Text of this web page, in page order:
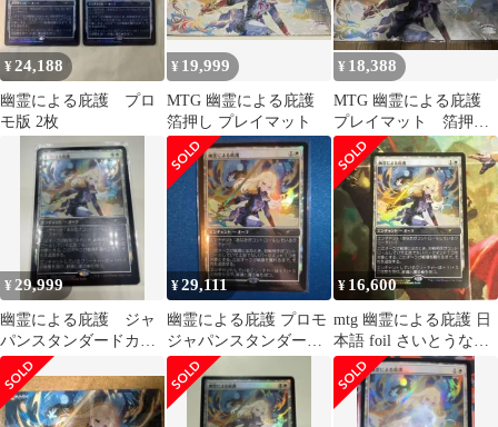
¥24,188
幽霊による庇護 プロ
モ版 2枚
¥ 19,999
MTG 幽霊による庇護
箔押し プレイマット
¥ 18,388
MTG 幽霊による庇護
プレイマット 箔押し
版 さいとうなおき
¥29,999
幽霊による庇護 ジャ
パンスタンダードカッ
ププロモ サリア さ
いとうなおき④
¥29,111
幽霊による庇護 プロモ
ジャパンスタンダード
カップ
¥ 16,600
mtg 幽霊による庇護 日
本語 foil さいとうなお
き プロモ